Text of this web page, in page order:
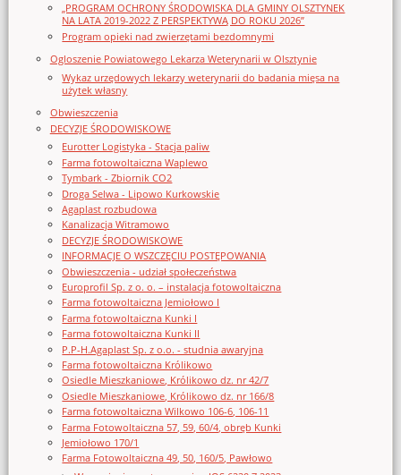
„PROGRAM OCHRONY ŚRODOWISKA DLA GMINY OLSZTYNEK
NA LATA 2019-2022 Z PERSPEKTYWĄ DO ROKU 2026”
Program opieki nad zwierzętami bezdomnymi
Ogloszenie Powiatowego Lekarza Weterynarii w Olsztynie
Wykaz urzędowych lekarzy weterynarii do badania mięsa na
użytek własny
Obwieszczenia
DECYZJE ŚRODOWISKOWE
Eurotter Logistyka - Stacja paliw
Farma fotowoltaiczna Waplewo
Tymbark - Zbiornik CO2
Droga Selwa - Lipowo Kurkowskie
Agaplast rozbudowa
Kanalizacja Witramowo
DECYZJE ŚRODOWISKOWE
INFORMACJE O WSZCZĘCIU POSTĘPOWANIA
Obwieszczenia - udział społeczeństwa
Europrofil Sp. z o. o. – instalacja fotowoltaiczna
Farma fotowoltaiczna Jemiołowo I
Farma fotowoltaiczna Kunki I
Farma fotowoltaiczna Kunki II
P.P-H.Agaplast Sp. z o.o. - studnia awaryjna
Farma fotowoltaiczna Królikowo
Osiedle Mieszkaniowe, Królikowo dz. nr 42/7
Osiedle Mieszkaniowe, Królikowo dz. nr 166/8
Farma fotowoltaiczna Wilkowo 106-6, 106-11
Farma Fotowoltaiczna 57, 59, 60/4, obręb Kunki
Jemiołowo 170/1
Farma Fotowoltaiczna 49, 50, 160/5, Pawłowo